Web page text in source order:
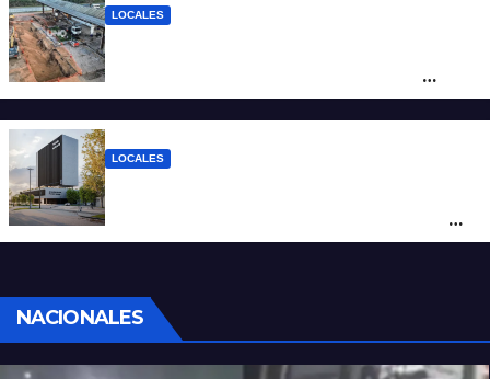
LOCALES
servicio y proyectan la construcción de
LOCALES
Santa Fe
NACIONALES